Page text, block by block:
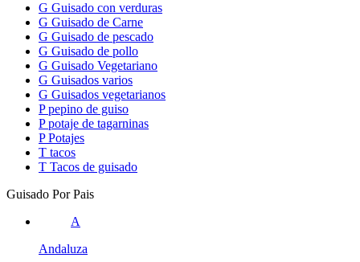
G Guisado con verduras
G Guisado de Carne
G Guisado de pescado
G Guisado de pollo
G Guisado Vegetariano
G Guisados varios
G Guisados vegetarianos
P pepino de guiso
P potaje de tagarninas
P Potajes
T tacos
T Tacos de guisado
Guisado Por Pais
A
Andaluza